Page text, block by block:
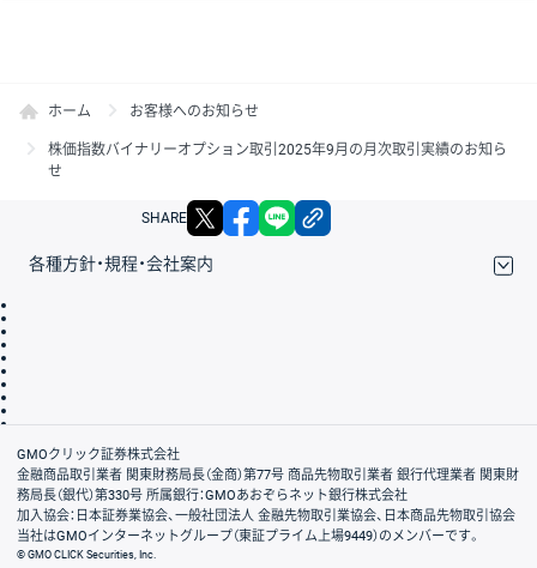
ホーム お客様へのお知らせ
株価指数バイナリーオプション取引2025年9月の月次取引実績のお知ら
せ
SHARE X facebook
各種方針・規程・会社案内
会社案内
GMOクリック証券株式会社
金融商品取引業者 関東財務局長（金商）第77号 商品先物取引業者 銀行代理業者 関東財
務局長（銀代）第330号 所属銀行：GMOあおぞらネット銀行株式会社
加入協会：日本証券業協会、一般社団法人 金融先物取引業協会、日本商品先物取引協会
当社はGMOインターネットグループ（東証プライム上場9449）のメンバーです。
© GMO CLICK Securities, Inc.